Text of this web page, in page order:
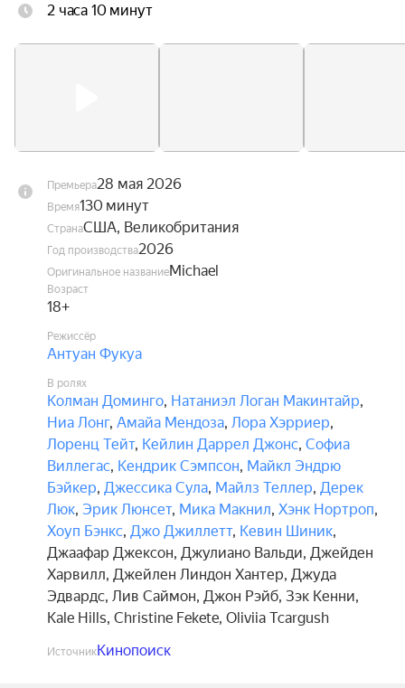
2 часа 10 минут
Премьера28 мая 2026
Время130 минут
СтранаСША, Великобритания
Год производства2026
Оригинальное названиеMichael
Возраст
18+
Режиссёр
Антуан Фукуа
В ролях
Колман Доминго, Натаниэл Логан Макинтайр,
Ниа Лонг, Амайа Мендоза, Лора Хэрриер,
Лоренц Тейт, Кейлин Даррел Джонс, Софиа
Виллегас, Кендрик Сэмпсон, Майкл Эндрю
Бэйкер, Джессика Сула, Майлз Теллер, Дерек
Люк, Эрик Люнсет, Мика Макнил, Хэнк Нортроп,
Хоуп Бэнкс, Джо Джиллетт, Кевин Шиник,
Джаафар Джексон, Джулиано Вальди, Джейден
Харвилл, Джейлен Линдон Хантер, Джуда
Эдвардс, Лив Саймон, Джон Рэйб, Зэк Кенни,
Kale Hills, Christine Fekete, Oliviia Tcargush
ИсточникКинопоиск